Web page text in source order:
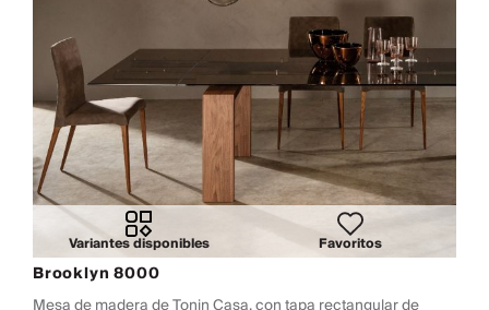
Variantes disponibles Favoritos
Brooklyn 8000
Mesa de madera de Tonin Casa, con tapa rectangular de